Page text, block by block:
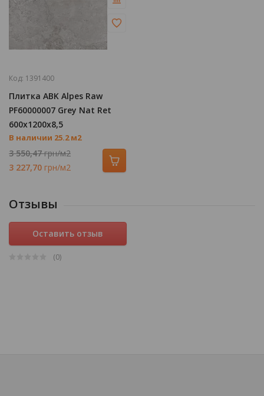
Код: 1391400
Плитка ABK Alpes Raw
PF60000007 Grey Nat Ret
600x1200x8,5
В наличии 25.2 м2
3 550,47грн/м2
3 227,70 грн/м2
Отзывы
(0)
Оставить отзыв